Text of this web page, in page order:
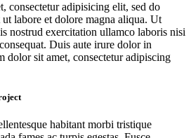
consectetur adipisicing elit, sed do
labore et dolore magna aliqua. Ut
nostrud exercitation ullamco laboris nisi
Duis aute irure dolor in
dolor sit amet, consectetur adipiscing
habitant morbi tristique